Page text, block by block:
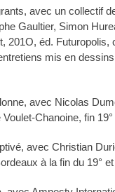
avec un collectif
Gaultier, Simon
201O, éd. Futuropolis,
mis en
avec Nicolas
Voulet-Chanoine, fin
avec Christian
à la fin du 19°